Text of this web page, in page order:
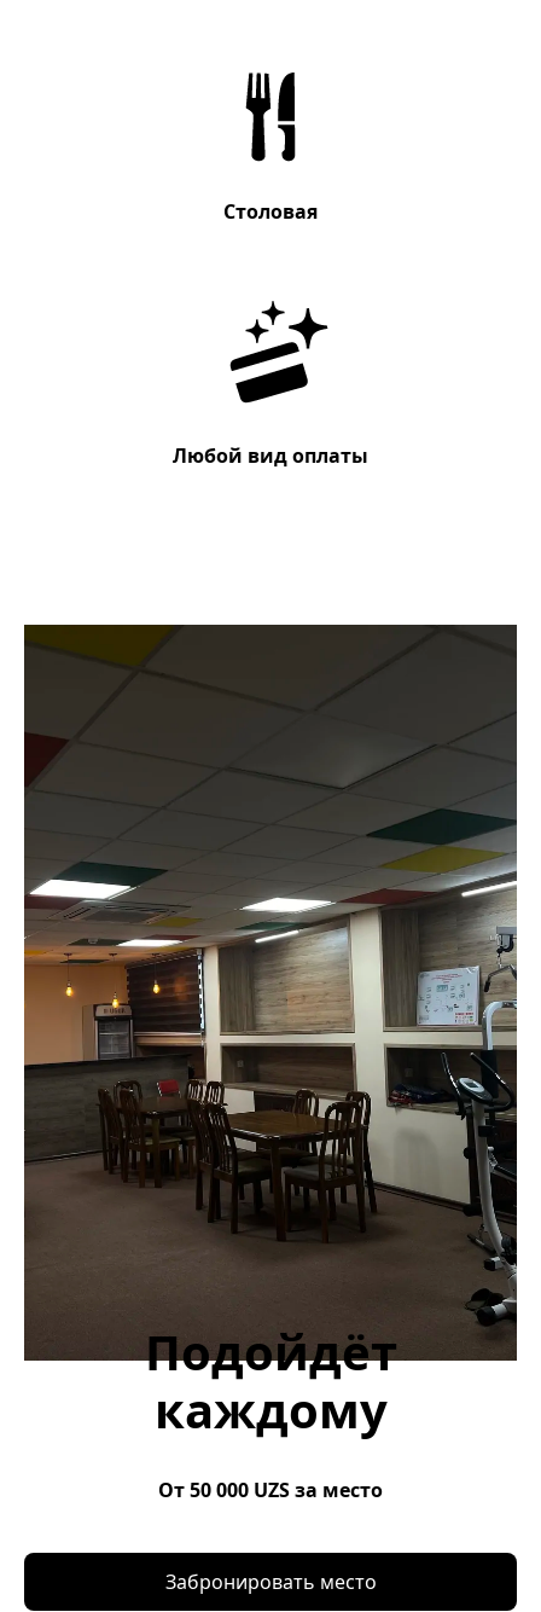
Cтоловая
Любой вид оплаты
Подойдёт
каждому
От 50 000 UZS за место
Забронировать место